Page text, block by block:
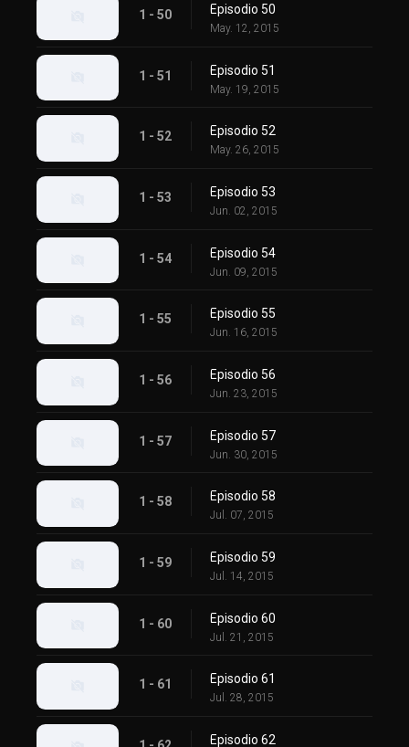
1 - 50 Episodio 50
May. 12, 2015
1 - 51 Episodio 51
May. 19, 2015
1 - 52 Episodio 52
May. 26, 2015
1 - 53 Episodio 53
Jun. 02, 2015
1 - 54 Episodio 54
Jun. 09, 2015
1 - 55 Episodio 55
Jun. 16, 2015
1 - 56 Episodio 56
Jun. 23, 2015
1 - 57 Episodio 57
Jun. 30, 2015
1 - 58 Episodio 58
Jul. 07, 2015
1 - 59 Episodio 59
Jul. 14, 2015
1 - 60 Episodio 60
Jul. 21, 2015
1 - 61 Episodio 61
Jul. 28, 2015
Episodio 62